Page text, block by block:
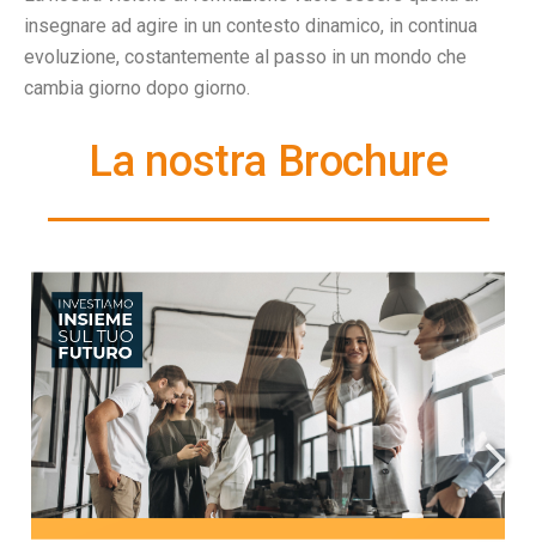
insegnare ad agire in un contesto dinamico, in continua
evoluzione, costantemente al passo in un mondo che
cambia giorno dopo giorno.
La nostra Brochure